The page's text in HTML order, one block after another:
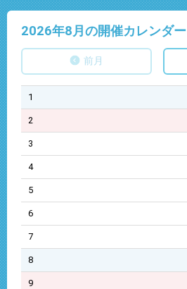
2026年8月の開催カレンダー
前月
1
2
3
4
5
6
7
8
9